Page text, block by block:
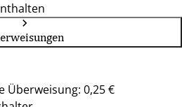
Überweisung: 0,25 €